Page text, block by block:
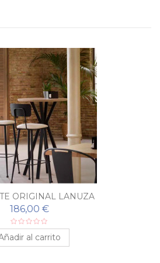
ORIGINAL LANUZA
186,00 €
al carrito